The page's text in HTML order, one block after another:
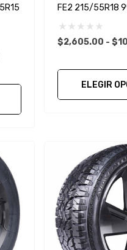
FE2 215/55R18
$2,605.00 -
ELEGIR